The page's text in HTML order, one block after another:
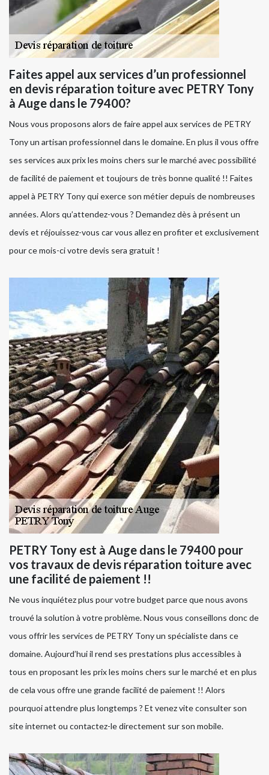
Faites appel aux services d’un professionnel
en devis réparation toiture avec PETRY Tony
à Auge dans le 79400?
Nous vous proposons alors de faire appel aux services de PETRY
Tony un artisan professionnel dans le domaine. En plus il vous offre
ses services aux prix les moins chers sur le marché avec possibilité
de facilité de paiement et toujours de très bonne qualité !! Faites
appel à PETRY Tony qui exerce son métier depuis de nombreuses
années. Alors qu’attendez-vous ? Demandez dès à présent un
devis et réjouissez-vous car vous allez en profiter et exclusivement
pour ce mois-ci votre devis sera gratuit !
PETRY Tony est à Auge dans le 79400 pour
vos travaux de devis réparation toiture avec
une facilité de paiement !!
Ne vous inquiétez plus pour votre budget parce que nous avons
trouvé la solution à votre problème. Nous vous conseillons donc de
vous offrir les services de PETRY Tony un spécialiste dans ce
domaine. Aujourd’hui il rend ses prestations plus accessibles à
tous en proposant les prix les moins chers sur le marché et en plus
de cela vous offre une grande facilité de paiement !! Alors
pourquoi attendre plus longtemps ? Et venez vite consulter son
site internet ou contactez-le directement sur son mobile.